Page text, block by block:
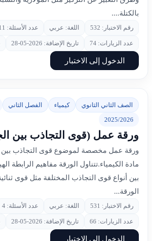
بالكتلة....
رقم الاختبار: 532 اللغة: عربي عدد الأسئلة: 11
عدد الزيارات: 74 تاريخ الإضافة: 2026-05-28
الدخول إلى الاختبار
الصف الثاني الثانوي كيمياء الفصل الثاني
2025/2026
ورقة عمل (قوى التجاذب بين
ورقة عمل مخصصة لموضوع قوى التجاذب بين
مادة الكيمياء.تتناول الورقة مفاهيم الرابطة
بين أنواع قوى التجاذب المختلفة مثل قوى
الورقة...
رقم الاختبار: 531 اللغة: عربي عدد الأسئلة: 4
عدد الزيارات: 66 تاريخ الإضافة: 2026-05-28
الدخول إلى الاختبار